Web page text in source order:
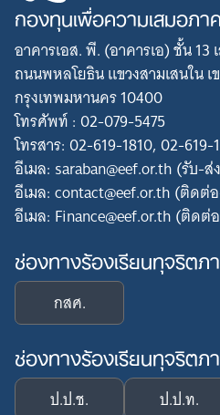
กองทุนเพื่อความเสมอภ
อาคารเอส. พี. (อาคารเอ) ชั้น 13
ถนนพหลโยธิน แขวงสามเสนใน
กรุงเทพมหานคร 10400
โทรศัพท์ : 02-079-5475
โทรสาร: 02-619-1810, 02-619-
อีเมล: saraban@eef.or.th (รับ-ส่
อีเมล: contact@eef.or.th (ติดต่
อีเมล: Finance@eef.or.th (ติด
ช่องทางร้องเรียนทุจริตภ
กสศ.
ช่องทางร้องเรียนทุจริต
ป.ป.ช. ป.ป.ท.